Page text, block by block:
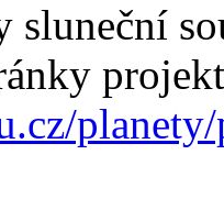
sluneční